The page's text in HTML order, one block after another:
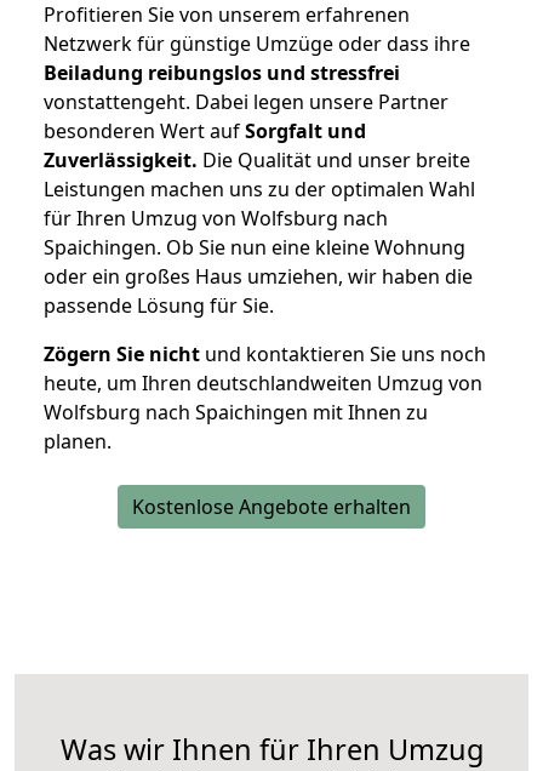
Profitieren Sie von unserem erfahrenen
Netzwerk für günstige Umzüge oder dass ihre
Beiladung reibungslos und stressfrei
vonstattengeht. Dabei legen unsere Partner
besonderen Wert aufSorgfalt und
Zuverlässigkeit. Die Qualität und unser breite
Leistungen machen uns zu der optimalen Wahl
für Ihren Umzug von Wolfsburg nach
Spaichingen. Ob Sie nun eine kleine Wohnung
oder ein großes Haus umziehen, wir haben die
passende Lösung für Sie.
Zögern Sie nicht und kontaktieren Sie uns noch
heute, um Ihren deutschlandweiten Umzug von
Wolfsburg nach Spaichingen mit Ihnen zu
planen.
Kostenlose Angebote erhalten
Was wir Ihnen für Ihren Umzug